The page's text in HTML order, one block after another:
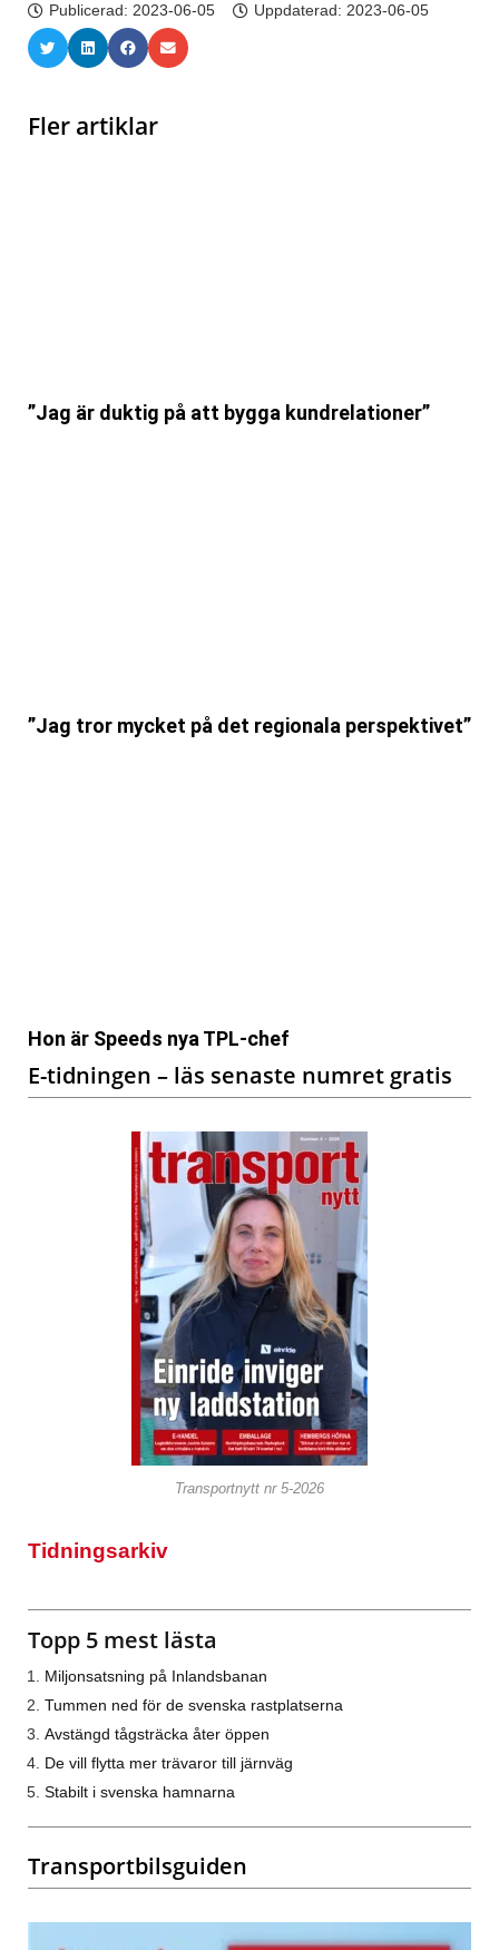
Publicerad: 2023-06-05 Uppdaterad: 2023-06-05
Fler artiklar
”Jag är duktig på att bygga kundrelationer”
”Jag tror mycket på det regionala perspektivet”
Hon är Speeds nya TPL-chef
E-tidningen – läs senaste numret gratis
Transportnytt nr 5-2026
Tidningsarkiv
Topp 5 mest lästa
Miljonsatsning på Inlandsbanan
Tummen ned för de svenska rastplatserna
Avstängd tågsträcka åter öppen
De vill flytta mer trävaror till järnväg
Stabilt i svenska hamnarna
Transportbilsguiden